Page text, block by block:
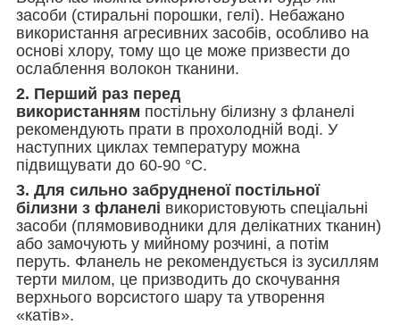
засоби (стиральні порошки, гелі). Небажано
використання агресивних засобів, особливо на
основі хлору, тому що це може призвести до
ослаблення волокон тканини.
2. Перший раз перед
використанням постільну білизну з фланелі
рекомендують прати в прохолодній воді. У
наступних циклах температуру можна
підвищувати до 60-90 °C.
3. Для сильно забрудненої постільної
білизни з фланелі використовують спеціальні
засоби (плямовиводники для делікатних тканин)
або замочують у мийному розчині, а потім
перуть. Фланель не рекомендується із зусиллям
терти милом, це призводить до скочування
верхнього ворсистого шару та утворення
«катів».